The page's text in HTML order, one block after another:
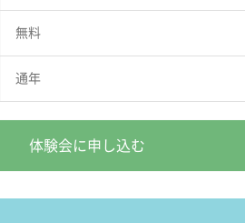
無料
通年
体験会に申し込む